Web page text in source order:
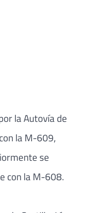
la Autovía de
la M-609,
se
con la M-608.